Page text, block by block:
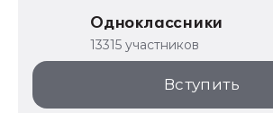
Одноклассники
13315 участников
Вступить